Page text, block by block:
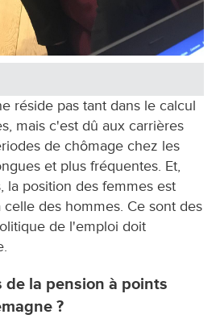
réside pas tant dans le calcul
mais c'est dû aux carrières
de chômage chez les
et plus fréquentes. Et,
la position des femmes est
des hommes. Ce sont des
de l'emploi doit
de la pension à points
?